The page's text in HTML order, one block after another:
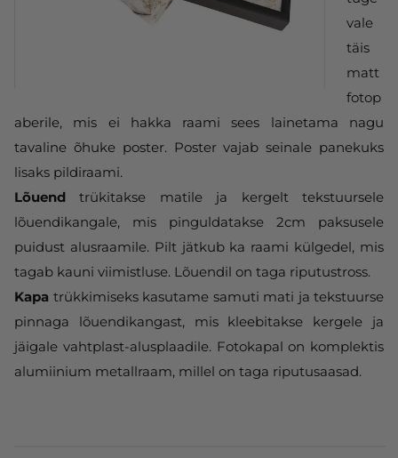
vale
täis
matt
fotop
aberile, mis ei hakka raami sees lainetama nagu
tavaline õhuke poster. Poster vajab seinale panekuks
lisaks pildiraami.
Lõuend trükitakse matile ja kergelt tekstuursele
lõuendikangale, mis pinguldatakse 2cm paksusele
puidust alusraamile. Pilt jätkub ka raami külgedel, mis
tagab kauni viimistluse. Lõuendil on taga riputustross.
Kapa trükkimiseks kasutame samuti mati ja tekstuurse
pinnaga lõuendikangast, mis kleebitakse kergele ja
jäigale vahtplast-alusplaadile. Fotokapal on komplektis
alumiinium metallraam, millel on taga riputusaasad.